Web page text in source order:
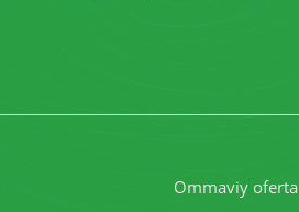
Ommaviy oferta